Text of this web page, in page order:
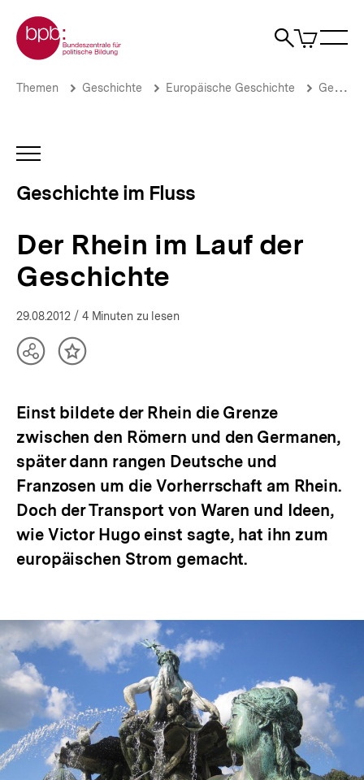
zum
Seiteninhalt
springen
Zur Startseite der bpb
Suche
Artikel
im
Der
der
Geschichte
Geschichte
Flüsse
europäische
Brotkrümelnavigation
Pfadnavigation
Themen Geschichte Europäische Geschichte Geschichte im Fluss
INHALTSNAVIGATION
Geschichte im Fluss
Der Rhein im Lauf der
Geschichte
29.08.2012 / 4 Minuten zu lesen
TeilenInhalt
Einst bildete der Rhein die Grenze
zwischen den Römern und den Germanen,
später dann rangen Deutsche und
Franzosen um die Vorherrschaft am Rhein.
Doch der Transport von Waren und Ideen,
wie Victor Hugo einst sagte, hat ihn zum
europäischen Strom gemacht.